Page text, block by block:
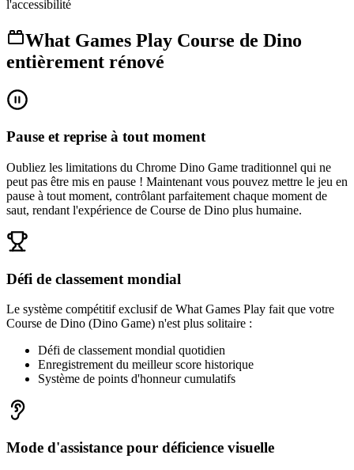
l'accessibilité
What Games Play Course de Dino
entièrement rénové
Pause et reprise à tout moment
Oubliez les limitations du Chrome Dino Game traditionnel qui ne
peut pas être mis en pause ! Maintenant vous pouvez mettre le jeu en
pause à tout moment, contrôlant parfaitement chaque moment de
saut, rendant l'expérience de Course de Dino plus humaine.
Défi de classement mondial
Le système compétitif exclusif de What Games Play fait que votre
Course de Dino (Dino Game) n'est plus solitaire :
Défi de classement mondial quotidien
Enregistrement du meilleur score historique
Système de points d'honneur cumulatifs
Mode d'assistance pour déficience visuelle